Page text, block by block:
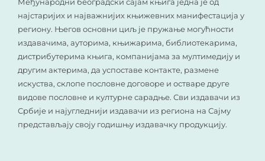
најстаријих и најважнијих књижевних манифестација у
региону. Његов основни циљ је пружање могућности
издавачима, ауторима, књижарима, библиотекарима,
дистрибутерима књига, компанијама за мултимедију и
другим актерима, да успоставе контакте, размене
искуства, склопе пословне договоре и остваре друге
видове пословне и културне сарадње. Сви издавачи из
Србије и најугледнији издавачи из региона на Сајму
представљају своју годишњу издавачку продукцију.